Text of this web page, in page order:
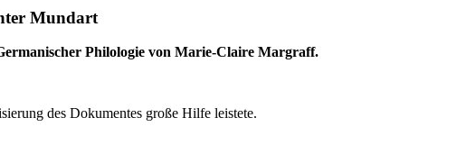
Mundart
Philologie von Marie-Claire Margraff.
des Dokumentes große Hilfe leistete.